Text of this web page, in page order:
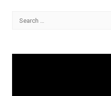
Search